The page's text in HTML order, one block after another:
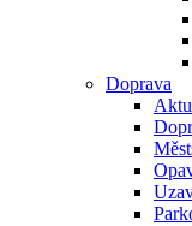
Doprava